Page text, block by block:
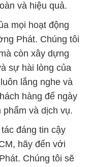
và hiệu quả.
mọi hoạt động
Phát. Chúng tôi
còn xây dựng
sự hài lòng của
lắng nghe và
hàng để ngày
và dịch vụ.
đáng tin cậy
hãy đến với
Chúng tôi sẽ